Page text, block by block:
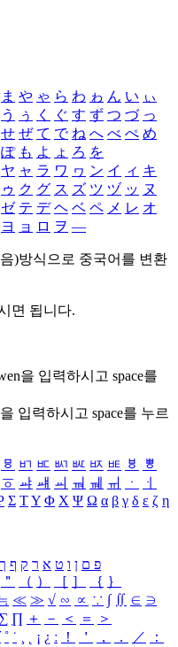
ま や ゃ ら わ ゎ ん い ぃ
う ぅ く ぐ す ず つ づ っ
せ ぜ て で ね へ べ ぺ め
ぽ も よ ょ ろ を
ヤ ャ ラ ワ ヮ ン イ ィ キ
ゥ ク グ ス ズ ツ ヅ ッ ヌ
ゼ テ デ ヘ ベ ペ メ レ オ
ヨ ョ ロ ヲ ―
)방식으로 중국어를 변환
면 됩니다.
을 입력하시고 space를
을 입력하시고 space를 누르
ㅱ ㅲ ㅳ ㅴ ㅵ ㅶ ㅷ ㅸ
ㅹ
ㆆ ㆇ ㆈ ㆉ ㆊ ㆋ ㆌ ㆍ
ㆎ
Σ ΤΥ Φ Χ Ψ Ω α β γ δ ε ζ η
פ ם ן ו ט א ר ק ף ך
＂ （ ） ［ ］ ｛ ｝
≪ ≫ √ ∽ ∝ ∵ ∫ ∬ ∈ ∋
∑ ∏ ＋ － ＜ ＝
＞
˚ ˙ ¸ ¡ ¿ ː ！ ＇ ， ． ／
：